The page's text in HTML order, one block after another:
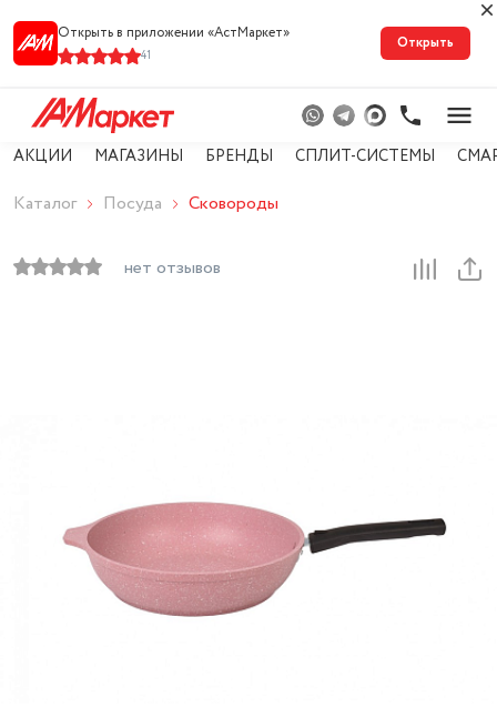
Открыть в приложении «АстМарке‪т‬»
41
Открыть
АКЦИИ МАГАЗИНЫ БРЕНДЫ СПЛИТ-СИСТЕМЫ
Каталог Посуда Сковороды
нет отзывов